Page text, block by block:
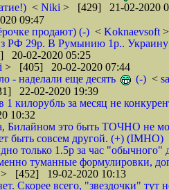
< Niki > [429] 21-02-2020
09:47
продают) (-) < Koknaevsoft
РФ 29р. В Румынию 1р..
20-02-2020 05:25
> [405] 20-02-2020 07:44
- наделали еще десять
(-) <
22-02-2020 19:39
килорубль за месяц не
10:32
Билайном это быть ТОЧНО не
быть совсем другой. (+) (IMHO)
только 1.5р за час "обычного"
туманные формулировки,
> [452] 19-02-2020 10:13
Скорее всего, "звездочки"